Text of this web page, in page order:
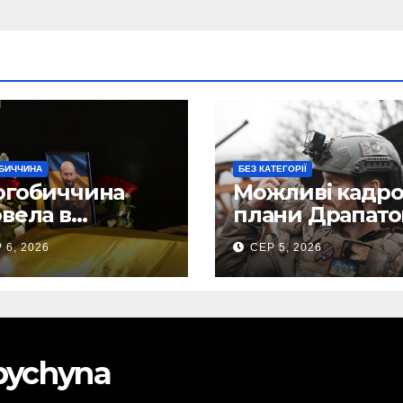
в
земну
свого
– Олега
6, 2026
БЕЗ КАТЕГОРІЇ
Можливі
плани
Маркусу
пророкують
важливу
СЕР 5, 2026